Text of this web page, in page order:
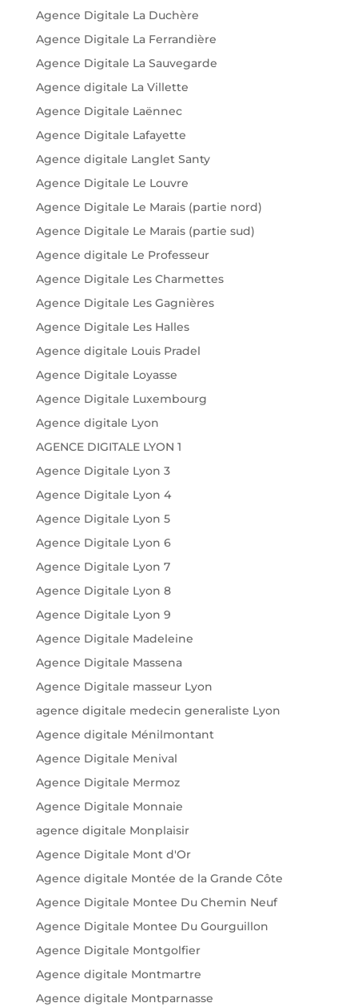
Agence Digitale La Duchère
Agence Digitale La Ferrandière
Agence Digitale La Sauvegarde
Agence digitale La Villette
Agence Digitale Laënnec
Agence Digitale Lafayette
Agence digitale Langlet Santy
Agence Digitale Le Louvre
Agence Digitale Le Marais (partie nord)
Agence Digitale Le Marais (partie sud)
Agence digitale Le Professeur
Agence Digitale Les Charmettes
Agence Digitale Les Gagnières
Agence Digitale Les Halles
Agence digitale Louis Pradel
Agence Digitale Loyasse
Agence Digitale Luxembourg
Agence digitale Lyon
AGENCE DIGITALE LYON 1
Agence Digitale Lyon 3
Agence Digitale Lyon 4
Agence Digitale Lyon 5
Agence Digitale Lyon 6
Agence Digitale Lyon 7
Agence Digitale Lyon 8
Agence Digitale Lyon 9
Agence Digitale Madeleine
Agence Digitale Massena
Agence Digitale masseur Lyon
agence digitale medecin generaliste Lyon
Agence digitale Ménilmontant
Agence Digitale Menival
Agence Digitale Mermoz
Agence Digitale Monnaie
agence digitale Monplaisir
Agence Digitale Mont d'Or
Agence digitale Montée de la Grande Côte
Agence Digitale Montee Du Chemin Neuf
Agence Digitale Montee Du Gourguillon
Agence Digitale Montgolfier
Agence digitale Montmartre
Agence digitale Montparnasse